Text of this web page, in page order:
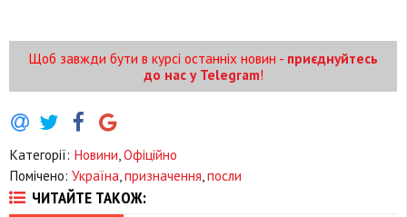
Щоб завжди бути в курсі останніх новин - приєднуйтесь
до нас у Telegram!
Категорії: Новини Офіційно
Помічено: Україна призначення посли
ЧИТАЙТЕ ТАКОЖ: